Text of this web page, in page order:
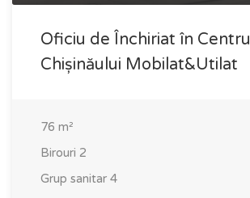
Oficiu de Închiriat în Centru
Chișinăului Mobilat&Utilat
76 m²
Birouri 2
Grup sanitar 4